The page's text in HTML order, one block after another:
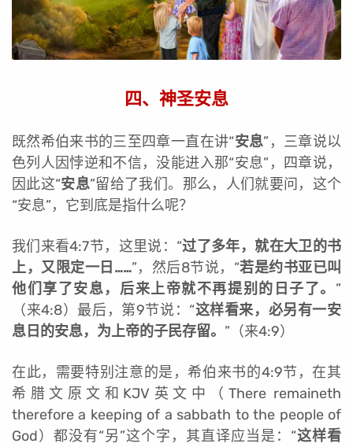
四、神圣安息
既然希伯来书的三至四章一直在讲“安息”，三章说以
色列人因悖逆和不信，没能进入那“安息”，四章说，
因此这“安息”留给了我们。那么，人们就要问，这个
“安息”，它到底是指什么呢？
我们来看4:7节，这里说：“过了多年，就在大卫的书
上，又限定一日……”，然后8节说，“若是约书亚已叫
他们享了安息，后来上帝就不再提别的日子了。 ”
（来4:8）最后，第9节说：“这样看来，必另有一安
息日的安息，为上帝的子民存留。 ”（来4:9）
在此，需要特别注意的是，希伯来书的4:9节，在其
希腊文原文和KJV英文中（There remaineth
therefore a keeping of a sabbath to the people of
God）都没有“另”这个字，其直译应当是：“这样看